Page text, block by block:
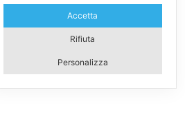
Accetta
Rifiuta
Personalizza